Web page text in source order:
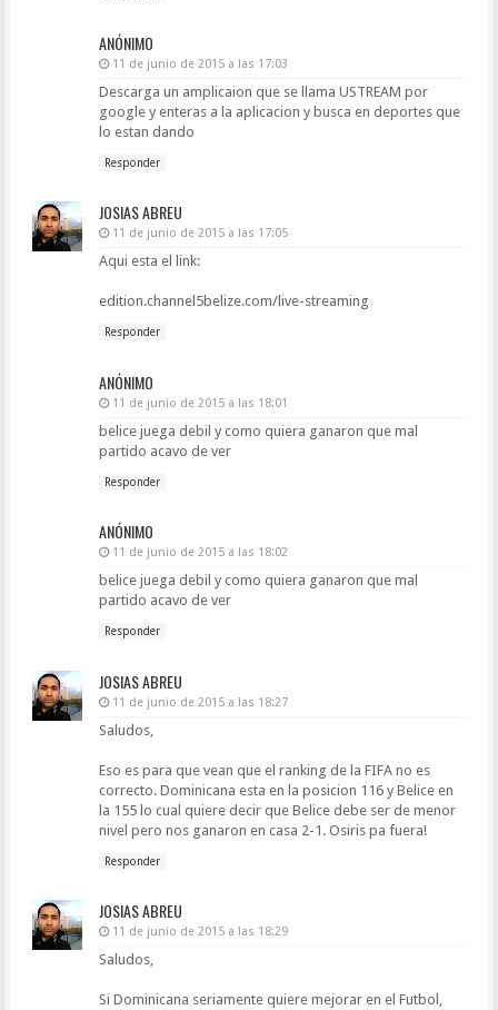
ANÓNIMO
11 de junio de 2015 a las 17:03
Descarga un amplicaion que se llama USTREAM por
google y enteras a la aplicacion y busca en deportes que
lo estan dando
Responder
JOSIAS ABREU
11 de junio de 2015 a las 17:05
Aqui esta el link:
edition.channel5belize.com/live-streaming
Responder
ANÓNIMO
11 de junio de 2015 a las 18:01
belice juega debil y como quiera ganaron que mal
partido acavo de ver
Responder
ANÓNIMO
11 de junio de 2015 a las 18:02
belice juega debil y como quiera ganaron que mal
partido acavo de ver
Responder
JOSIAS ABREU
11 de junio de 2015 a las 18:27
Saludos,
Eso es para que vean que el ranking de la FIFA no es
correcto. Dominicana esta en la posicion 116 y Belice en
la 155 lo cual quiere decir que Belice debe ser de menor
nivel pero nos ganaron en casa 2-1. Osiris pa fuera!
Responder
JOSIAS ABREU
11 de junio de 2015 a las 18:29
Saludos,
Si Dominicana seriamente quiere mejorar en el Futbol,